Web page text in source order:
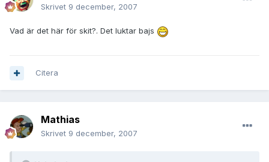
Skrivet 9 december, 2007
Vad är det här för skit?. Det luktar bajs
Citera
Mathias
Skrivet 9 december, 2007